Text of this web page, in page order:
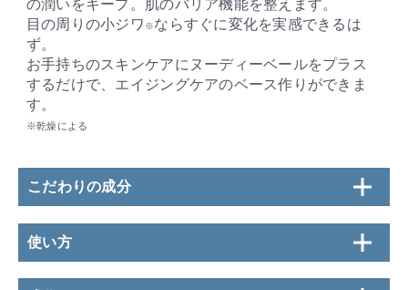
の潤いをキープ。肌のバリア機能を整えます。
目の周りの小ジワ ※ならすぐに変化を実感できるは
ず。
お手持ちのスキンケアにヌーディーベールをプラス
するだけで、エイジングケアのベース作りができま
す。
※乾燥による
こだわりの成分
使い方